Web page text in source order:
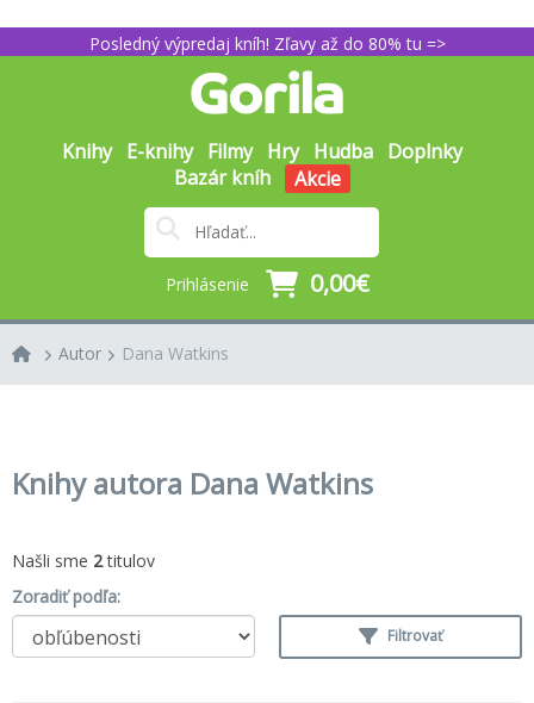
Posledný výpredaj kníh! Zľavy až do 80% tu =>
Knihy E-knihy Filmy Hry Hudba Doplnky
Bazár kníh
Akcie
Prihlásenie 0,00€
Autor Dana Watkins
Knihy autora Dana Watkins
Našli sme 2titulov
Zoradiť podľa:
Filtrovať